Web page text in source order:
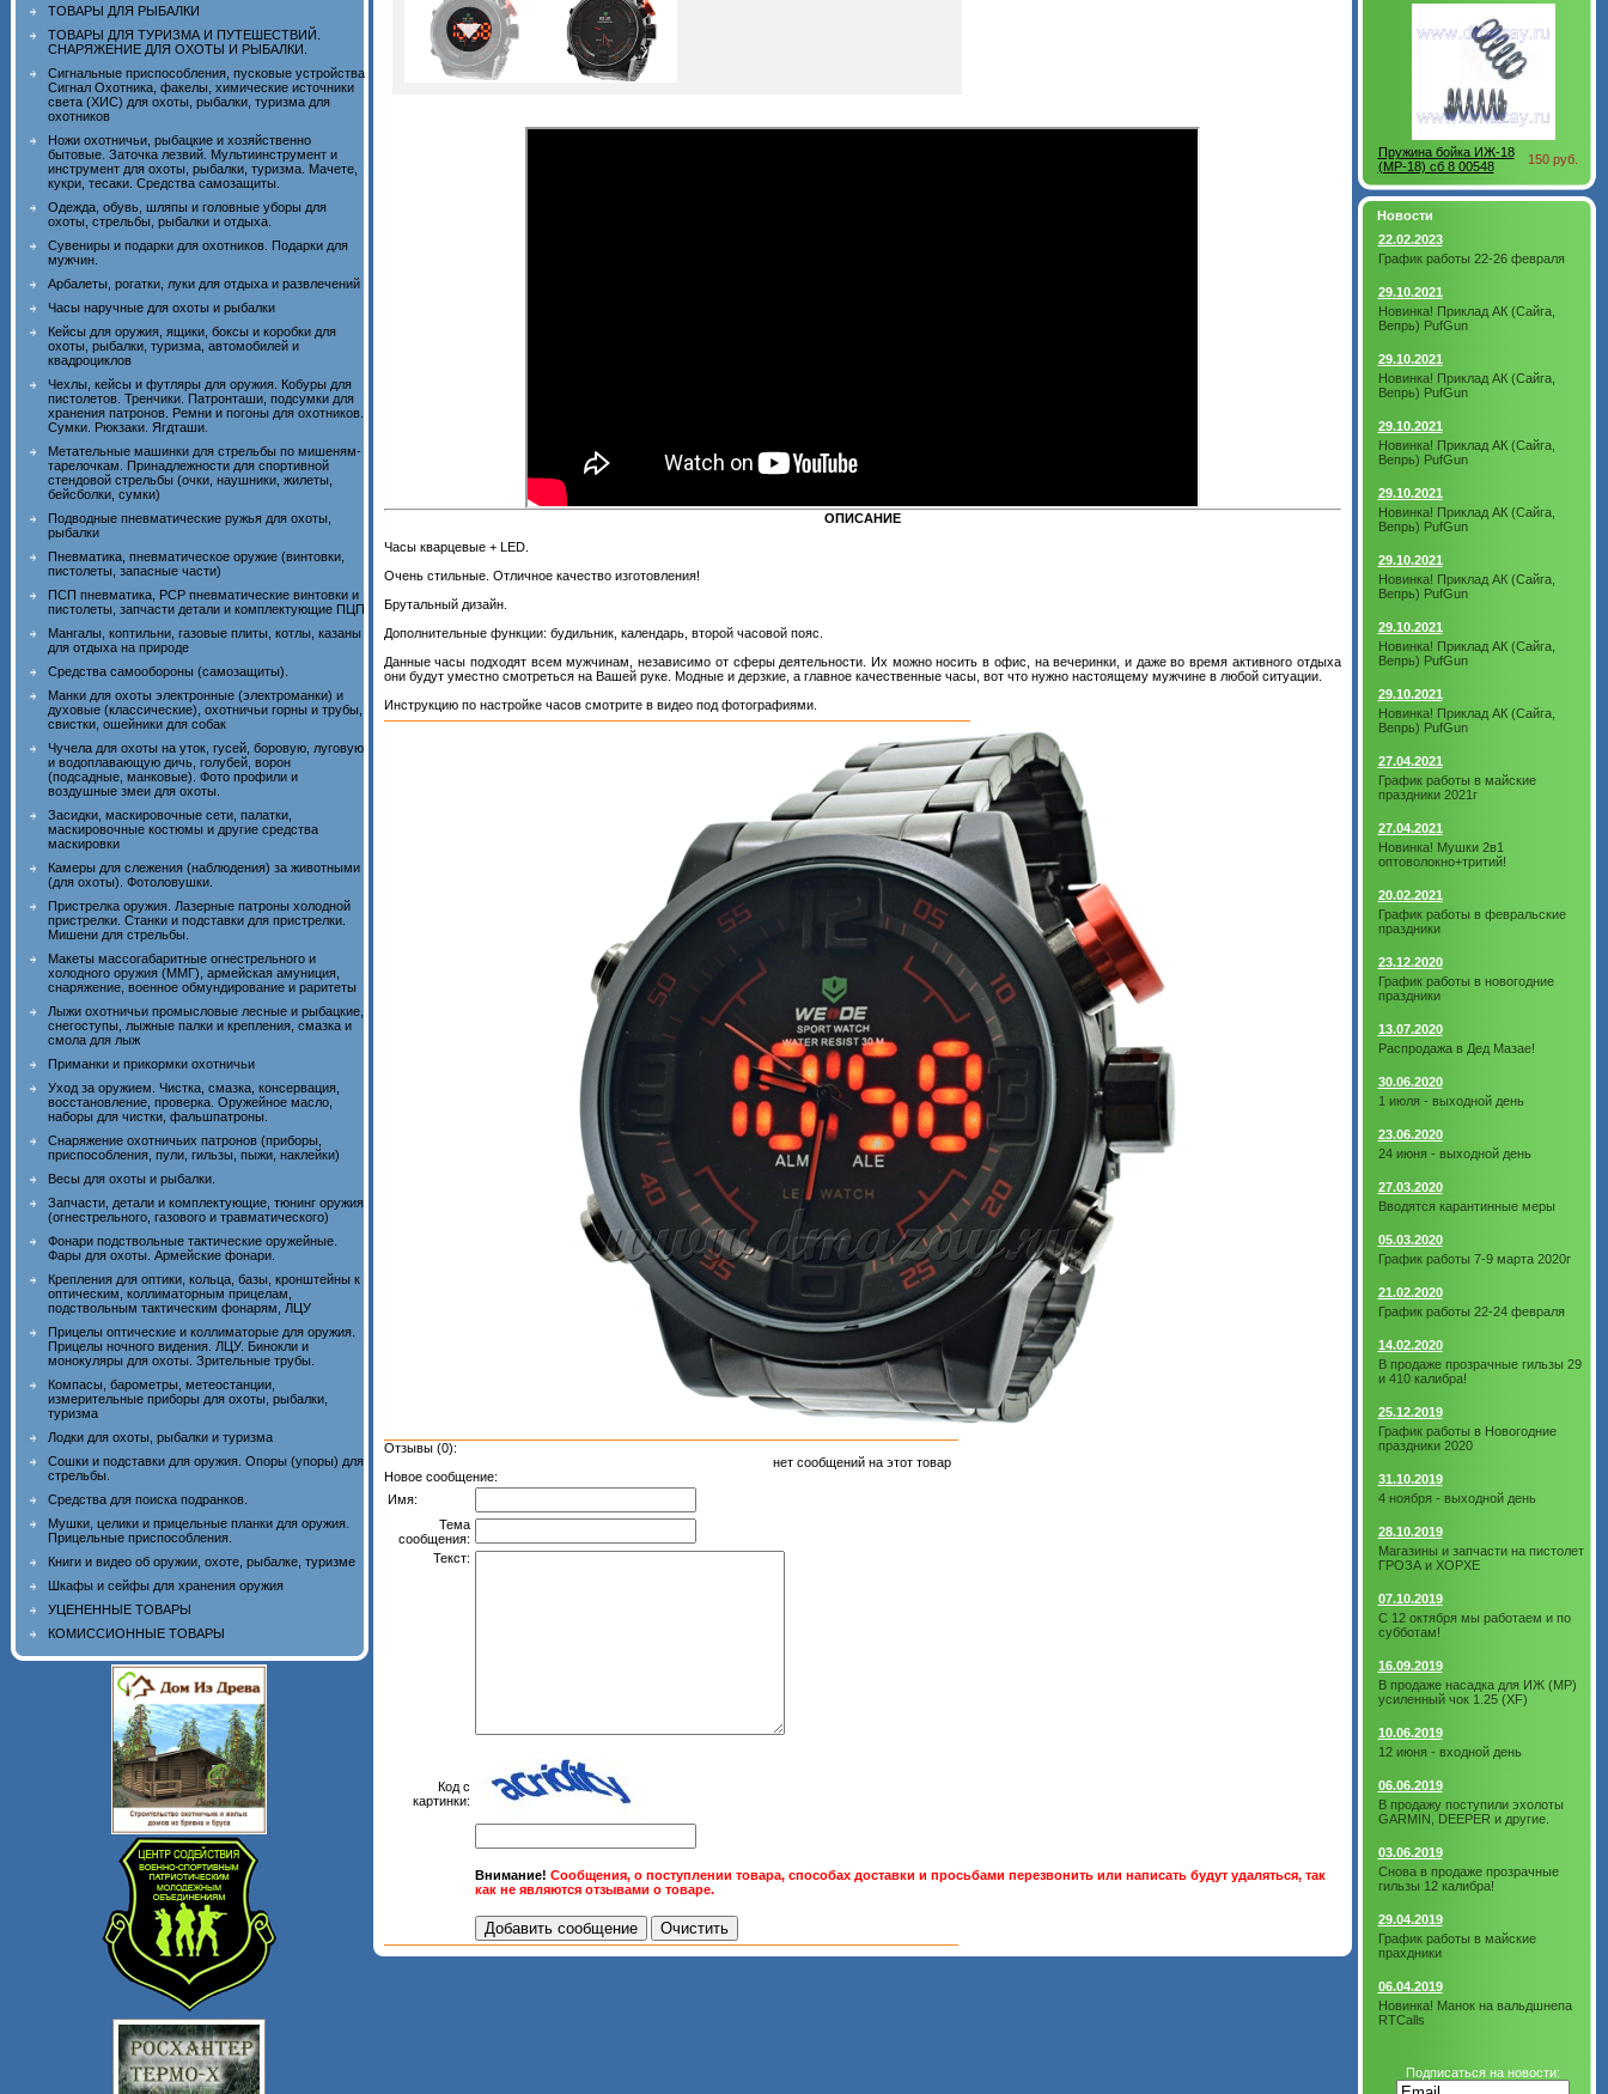
ТОВАРЫ ДЛЯ РЫБАЛКИ
ТОВАРЫ ДЛЯ ТУРИЗМА И ПУТЕШЕСТВИЙ.
СНАРЯЖЕНИЕ ДЛЯ ОХОТЫ И РЫБАЛКИ.
Сигнальные приспособления, пусковые устройства
Сигнал Охотника, факелы, химические источники
света (ХИС) для охоты, рыбалки, туризма для
охотников
Ножи охотничьи, рыбацкие и хозяйственно
бытовые. Заточка лезвий. Мультиинструмент и
инструмент для охоты, рыбалки, туризма. Мачете,
кукри, тесаки. Средства самозащиты.
Одежда, обувь, шляпы и головные уборы для
охоты, стрельбы, рыбалки и отдыха.
Сувениры и подарки для охотников. Подарки для
мужчин.
Арбалеты, рогатки, луки для отдыха и развлечений
Часы наручные для охоты и рыбалки
Кейсы для оружия, ящики, боксы и коробки для
охоты, рыбалки, туризма, автомобилей и
квадроциклов
Чехлы, кейсы и футляры для оружия. Кобуры для
пистолетов. Тренчики. Патронташи, подсумки для
хранения патронов. Ремни и погоны для охотников.
Сумки. Рюкзаки. Ягдташи.
Метательные машинки для стрельбы по мишеням-
тарелочкам. Принадлежности для спортивной
стендовой стрельбы (очки, наушники, жилеты,
бейсболки, сумки)
Подводные пневматические ружья для охоты,
рыбалки
Пневматика, пневматическое оружие (винтовки,
пистолеты, запасные части)
ПСП пневматика, PCP пневматические винтовки и
пистолеты, запчасти детали и комплектующие ПЦП
Мангалы, коптильни, газовые плиты, котлы, казаны
для отдыха на природе
Средства самообороны (самозащиты).
Манки для охоты электронные (электроманки) и
духовые (классические), охотничьи горны и трубы,
свистки, ошейники для собак
Чучела для охоты на уток, гусей, боровую, луговую
и водоплавающую дичь, голубей, ворон
(подсадные, манковые). Фото профили и
воздушные змеи для охоты.
Засидки, маскировочные сети, палатки,
маскировочные костюмы и другие средства
маскировки
Камеры для слежения (наблюдения) за животными
(для охоты). Фотоловушки.
Пристрелка оружия. Лазерные патроны холодной
пристрелки. Станки и подставки для пристрелки.
Мишени для стрельбы.
Макеты массогабаритные огнестрельного и
холодного оружия (ММГ), армейская амуниция,
снаряжение, военное обмундирование и раритеты
Лыжи охотничьи промысловые лесные и рыбацкие,
снегоступы, лыжные палки и крепления, смазка и
смола для лыж
Приманки и прикормки охотничьи
Уход за оружием. Чистка, смазка, консервация,
восстановление, проверка. Оружейное масло,
наборы для чистки, фальшпатроны.
Снаряжение охотничьих патронов (приборы,
приспособления, пули, гильзы, пыжи, наклейки)
Весы для охоты и рыбалки.
Запчасти, детали и комплектующие, тюнинг оружия
(огнестрельного, газового и травматического)
Фонари подствольные тактические оружейные.
Фары для охоты. Армейские фонари.
Крепления для оптики, кольца, базы, кронштейны к
оптическим, коллиматорным прицелам,
подствольным тактическим фонарям, ЛЦУ
Прицелы оптические и коллиматорые для оружия.
Прицелы ночного видения. ЛЦУ. Бинокли и
монокуляры для охоты. Зрительные трубы.
Компасы, барометры, метеостанции,
измерительные приборы для охоты, рыбалки,
туризма
Лодки для охоты, рыбалки и туризма
Сошки и подставки для оружия. Опоры (упоры) для
стрельбы.
Средства для поиска подранков.
Мушки, целики и прицельные планки для оружия.
Прицельные приспособления.
Книги и видео об оружии, охоте, рыбалке, туризме
Шкафы и сейфы для хранения оружия
УЦЕНЕННЫЕ ТОВАРЫ
КОМИССИОННЫЕ ТОВАРЫ
ОПИСАНИЕ
Часы кварцевые + LED.
Очень стильные. Отличное качество изготовления!
Брутальный дизайн.
Дополнительные функции: будильник, календарь, второй часовой пояс.
Данные часы подходят всем мужчинам, независимо от сферы деятельности. Их можно носить в офис, на вечеринки, и даже во время активного отдыха
они будут уместно смотреться на Вашей руке. Модные и дерзкие, а главное качественные часы, вот что нужно настоящему мужчине в любой ситуации.
Инструкцию по настройке часов смотрите в видео под фотографиями.
Отзывы (0):
нет сообщений на этот товар
Новое сообщение:
Имя:
Тема
сообщения:
Текст:
Код с
картинки:
Внимание! Сообщения, о поступлении товара, способах доставки и просьбами перезвонить или написать будут удаляться, так
как не являются отзывами о товаре.
Пружина бойка ИЖ-18
(MP-18) сб 8 00548
150 руб.
Новости
22.02.2023
График работы 22-26 февраля
29.10.2021
Новинка! Приклад АК (Сайга,
Вепрь) PufGun
29.10.2021
Новинка! Приклад АК (Сайга,
Вепрь) PufGun
29.10.2021
Новинка! Приклад АК (Сайга,
Вепрь) PufGun
29.10.2021
Новинка! Приклад АК (Сайга,
Вепрь) PufGun
29.10.2021
Новинка! Приклад АК (Сайга,
Вепрь) PufGun
29.10.2021
Новинка! Приклад АК (Сайга,
Вепрь) PufGun
29.10.2021
Новинка! Приклад АК (Сайга,
Вепрь) PufGun
27.04.2021
График работы в майские
праздники 2021г
27.04.2021
Новинка! Мушки 2в1
оптоволокно+тритий!
20.02.2021
График работы в февральские
праздники
23.12.2020
График работы в новогодние
праздники
13.07.2020
Распродажа в Дед Мазае!
30.06.2020
1 июля - выходной день
23.06.2020
24 июня - выходной день
27.03.2020
Вводятся карантинные меры
05.03.2020
График работы 7-9 марта 2020г
21.02.2020
График работы 22-24 февраля
14.02.2020
В продаже прозрачные гильзы 29
и 410 калибра!
25.12.2019
График работы в Новогодние
праздники 2020
31.10.2019
4 ноября - выходной день
28.10.2019
Магазины и запчасти на пистолет
ГРОЗА и ХОРХЕ
07.10.2019
С 12 октября мы работаем и по
субботам!
16.09.2019
В продаже насадка для ИЖ (МР)
усиленный чок 1.25 (XF)
10.06.2019
12 июня - входной день
06.06.2019
В продажу поступили эхолоты
GARMIN, DEEPER и другие.
03.06.2019
Снова в продаже прозрачные
гильзы 12 калибра!
29.04.2019
График работы в майские
прахдники
06.04.2019
Новинка! Манок на вальдшнепа
RTCalls
Подписаться на новости: